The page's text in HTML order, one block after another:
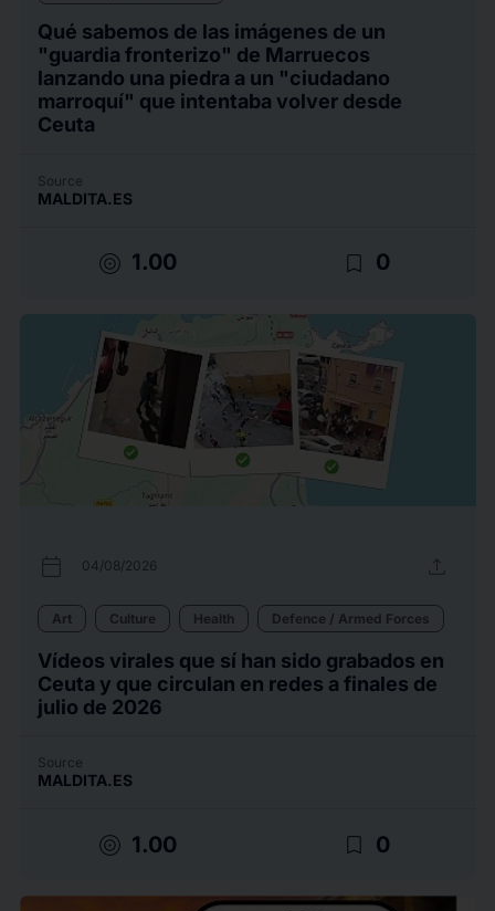
Qué sabemos de las imágenes de un
"guardia fronterizo" de Marruecos
lanzando una piedra a un "ciudadano
marroquí" que intentaba volver desde
Ceuta
Source
MALDITA.ES
target 1.00 bookmark_border 0
calendar_today 04/08/2026 upload
Art Culture Health Defence / Armed Forces
Vídeos virales que sí han sido grabados en
Ceuta y que circulan en redes a finales de
julio de 2026
Source
MALDITA.ES
target 1.00 bookmark_border 0